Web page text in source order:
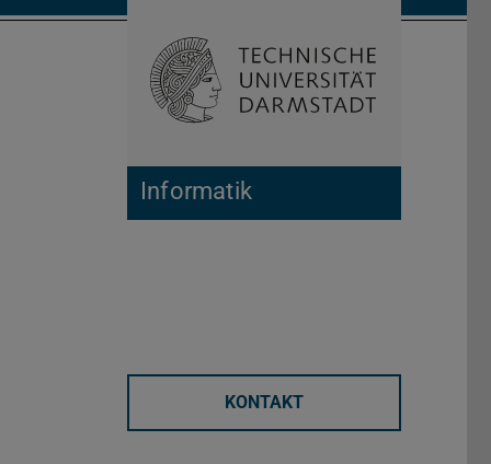
Informatik
Suche öffnen
KONTAKT